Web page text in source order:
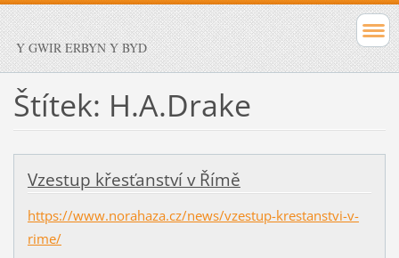
Y GWIR ERBYN Y BYD
Štítek: H.A.Drake
Vzestup křesťanství v Římě
https://www.norahaza.cz/news/vzestup-krestanstvi-v-
rime/